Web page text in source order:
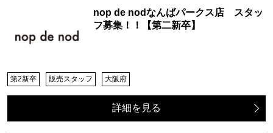
nop de nodなんばパークス店 スタッ
フ募集！！【第二新卒】
第2新卒 販売スタッフ 大阪府
詳細を見る